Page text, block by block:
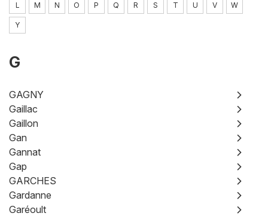
L M N O P Q R S T U V W
Y
G
GAGNY
Gaillac
Gaillon
Gan
Gannat
Gap
GARCHES
Gardanne
Garéoult